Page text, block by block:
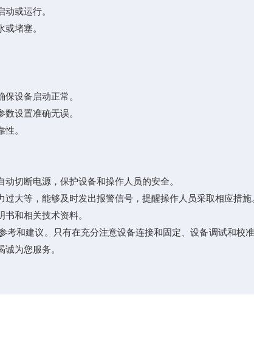
或运行。
堵塞。
设备启动正常。
设置准确无误。
。
切断电源，保护设备和操作人员的安全。
大等，能够及时发出报警信号，提醒操作人员采取相应措施
和相关技术资料。
和建议。只有在充分注意设备连接和固定、设备调试和校
为您服务。